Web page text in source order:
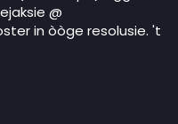
@
in òòge resolusie. 't